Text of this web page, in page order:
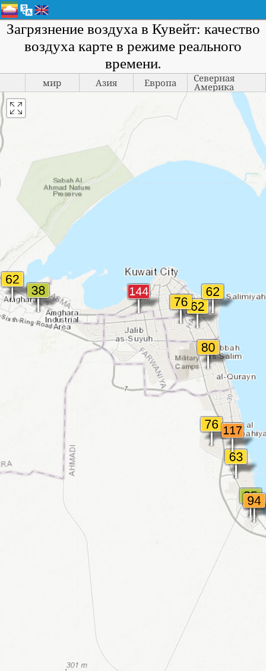
Загрязнение воздуха в Кувейт: качество
воздуха карте в режиме реального
времени.
мир Азия Европа Северная
Америка